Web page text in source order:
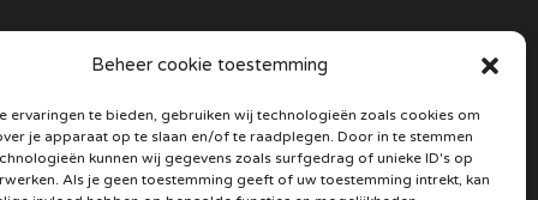
Beheer cookie toestemming
ervaringen te bieden, gebruiken wij technologieën zoals cookies om
je apparaat op te slaan en/of te raadplegen. Door in te stemmen
kunnen wij gegevens zoals surfgedrag of unieke ID's op
Als je geen toestemming geeft of uw toestemming intrekt, kan